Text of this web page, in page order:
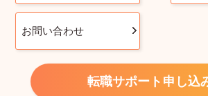
お問い合わせ
転職サポート申し込